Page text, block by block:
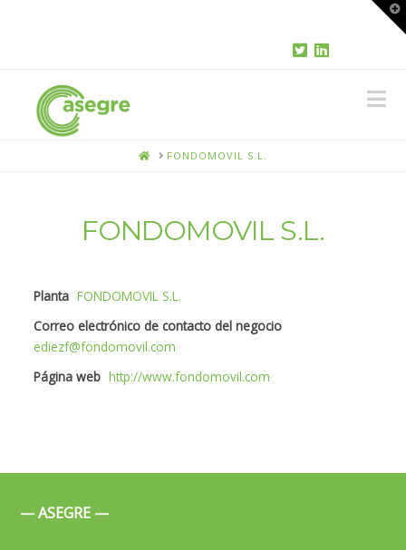
HOMEFONDOMOVIL S.L.
FONDOMOVIL S.L.
Planta FONDOMOVIL S.L.
Correo electrónico de contacto del negocio
ediezf@fondomovil.com
Página web http://www.fondomovil.com
— ASEGRE —